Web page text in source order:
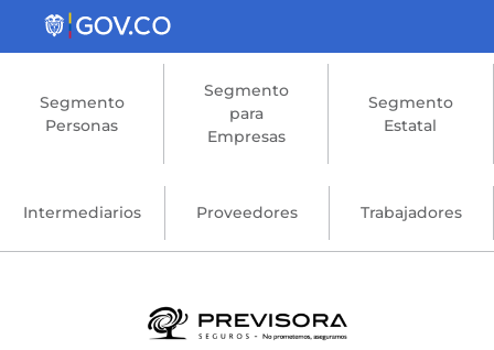
Saltar al contenido principal
Segmento
Personas
Segmento
para
Empresas
Segmento
Estatal
Intermediarios Proveedores Trabajadores